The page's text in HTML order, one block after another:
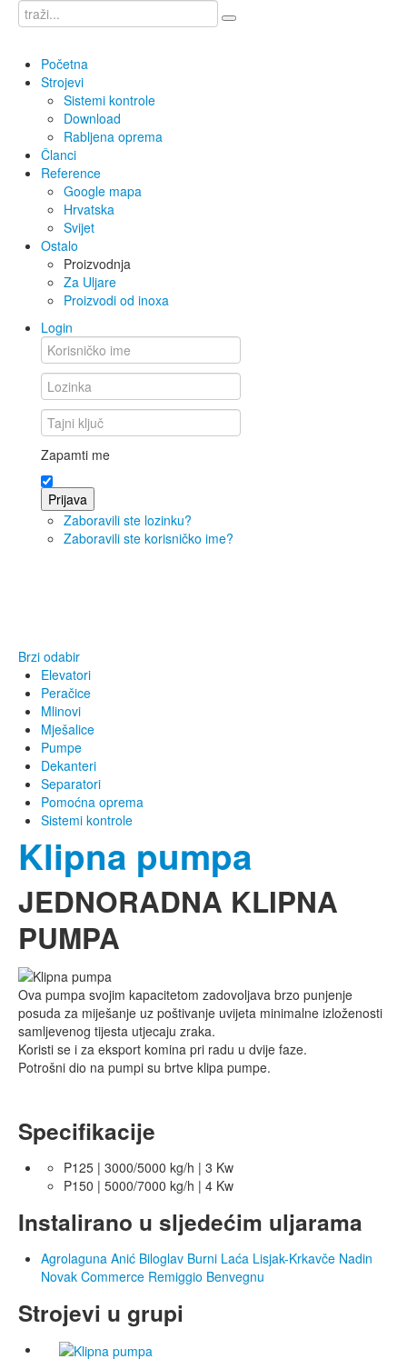
Početna
Strojevi
Sistemi kontrole
Download
Rabljena oprema
Članci
Reference
Google mapa
Hrvatska
Svijet
Ostalo
Proizvodnja
Za Uljare
Proizvodi od inoxa
Login
Zapamti me
Prijava
Zaboravili ste lozinku?
Zaboravili ste korisničko ime?
Brzi odabir
Elevatori
Peračice
Mlinovi
Mješalice
Pumpe
Dekanteri
Separatori
Pomoćna oprema
Sistemi kontrole
Klipna pumpa
JEDNORADNA KLIPNA
PUMPA
Ova pumpa svojim kapacitetom zadovoljava brzo punjenje
posuda za miješanje uz poštivanje uvijeta minimalne izloženosti
samljevenog tijesta utjecaju zraka.
Koristi se i za eksport komina pri radu u dvije faze.
Potrošni dio na pumpi su brtve klipa pumpe.
Specifikacije
P125 | 3000/5000 kg/h | 3 Kw
P150 | 5000/7000 kg/h | 4 Kw
Instalirano u sljedećim uljarama
Agrolaguna Anić Biloglav Burni Laća Lisjak-Krkavče Nadin
Novak Commerce Remiggio Benvegnu
Strojevi u grupi